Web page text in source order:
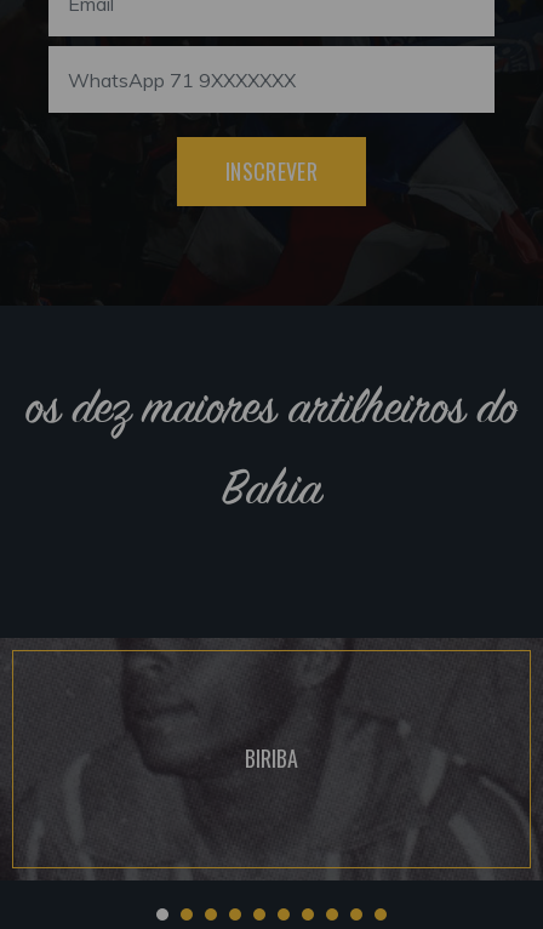
INSCREVER
os dez maiores artilheiros do
Bahia
BIRIBA